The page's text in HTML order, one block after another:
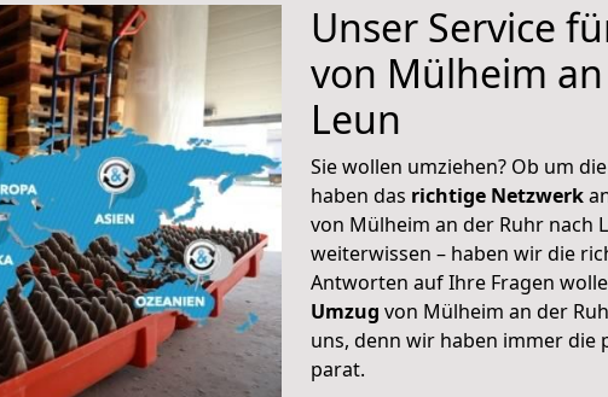
Unser Service
von Mülheim
Leun
Sie wollen umziehen? Ob um
haben das richtige Netzwerk
von Mülheim an der Ruhr nach
weiterwissen – haben wir die
Antworten auf Ihre Fragen
Umzug von Mülheim an der
uns, denn wir haben immer die
parat.